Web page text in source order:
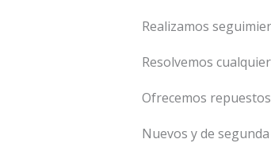
Realizamos
Resolvemos
Ofrecemos
Nuevos y de segunda